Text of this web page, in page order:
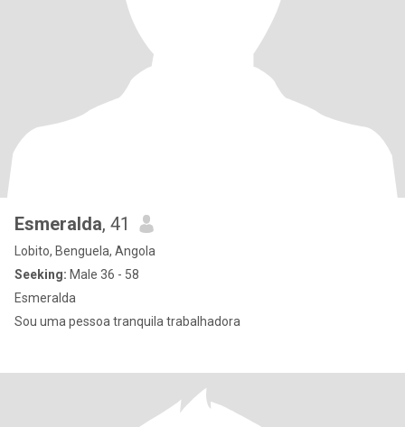
Esmeralda, 41
Lobito, Benguela, Angola
Seeking: Male 36 - 58
Esmeralda
Sou uma pessoa tranquila trabalhadora